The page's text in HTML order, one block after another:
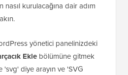
kurulacağına dair adım
yönetici panelinizdeki
Ekle bölümüne gitmek
'svg' diye arayın ve 'SVG